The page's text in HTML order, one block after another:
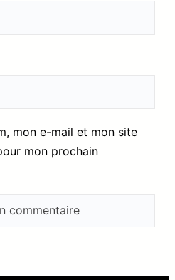
mon e-mail et mon site
mon prochain